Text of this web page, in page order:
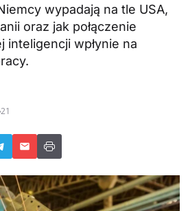
wypadają na tle USA,
oraz jak połączenie
wpłynie na
21